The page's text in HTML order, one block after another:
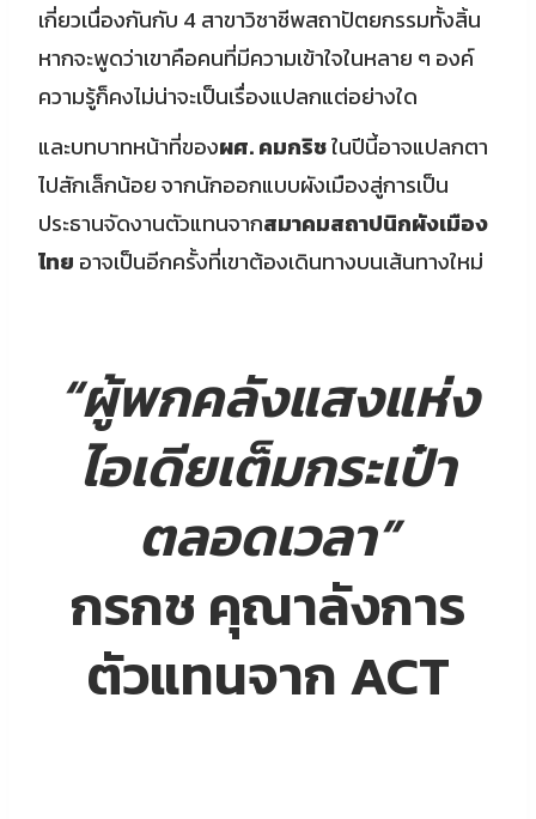
เกี่ยวเนื่องกันกับ 4 สาขาวิชาชีพสถาปัตยกรรมทั้งสิ้น
หากจะพูดว่าเขาคือคนที่มีความเข้าใจในหลาย ๆ องค์
ความรู้ก็คงไม่น่าจะเป็นเรื่องแปลกแต่อย่างใด
และบทบาทหน้าที่ของผศ. คมกริชในปีนี้อาจแปลกตา
ไปสักเล็กน้อย จากนักออกแบบผังเมืองสู่การเป็น
ประธานจัดงานตัวแทนจากสมาคมสถาปนิกผังเมือง
ไทย อาจเป็นอีกครั้งที่เขาต้องเดินทางบนเส้นทางใหม่
“ผู้พกคลังแสงแห่ง
ไอเดียเต็มกระเป๋า
ตลอดเวลา”
กรกช คุณาลังการ
ตัวแทนจาก ACT